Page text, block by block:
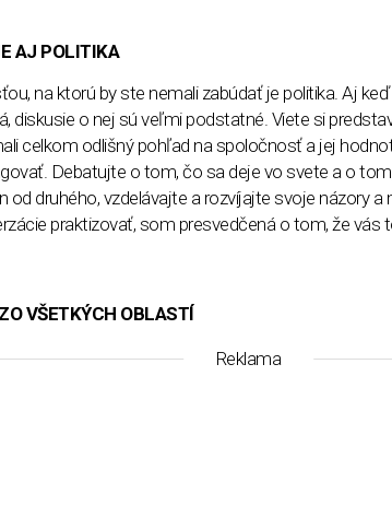
AJ POLITIKA
na ktorú by ste nemali zabúdať je politika. Aj
diskusie o nej sú veľmi podstatné. Viete si
celkom odlišný pohľad na spoločnosť a jej
Debatujte o tom, čo sa deje vo svete a o
od druhého, vzdelávajte a rozvíjajte svoje názory a
praktizovať, som presvedčená o tom, že vás
VŠETKÝCH OBLASTÍ
Reklama